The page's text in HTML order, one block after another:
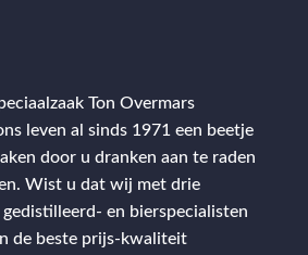
Ton Overmars
leven al sinds 1971 een beetje
door u dranken aan te raden
Wist u dat wij met drie
en bierspecialisten
de beste prijs-kwaliteit